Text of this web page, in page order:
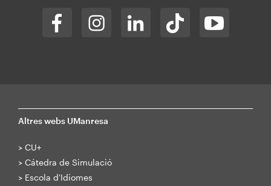
Altres webs UManresa
> CU+
> Cátedra de Simulació
> Escola d'Idiomes